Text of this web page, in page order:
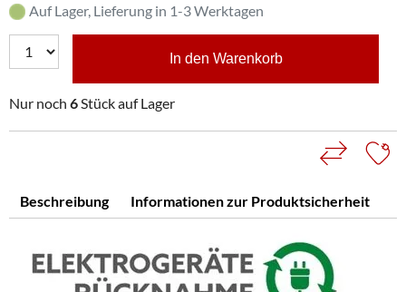
Auf Lager, Lieferung in 1-3 Werktagen
In den Warenkorb
Nur noch 6Stück auf Lager
Beschreibung Informationen zur Produktsicherheit